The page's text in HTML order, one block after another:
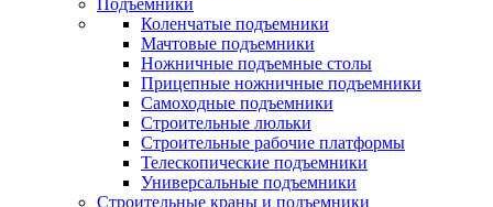
Подъемники
Коленчатые подъемники
Мачтовые подъемники
Ножничные подъемные столы
Прицепные ножничные подъемники
Самоходные подъемники
Строительные люльки
Строительные рабочие платформы
Телескопические подъемники
Универсальные подъемники
Строительные краны и подъемники